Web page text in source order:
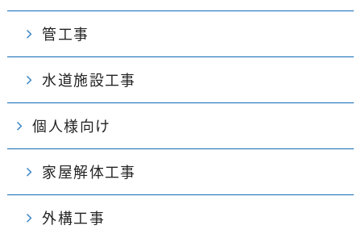
管工事
水道施設工事
個人様向け
家屋解体工事
外構工事